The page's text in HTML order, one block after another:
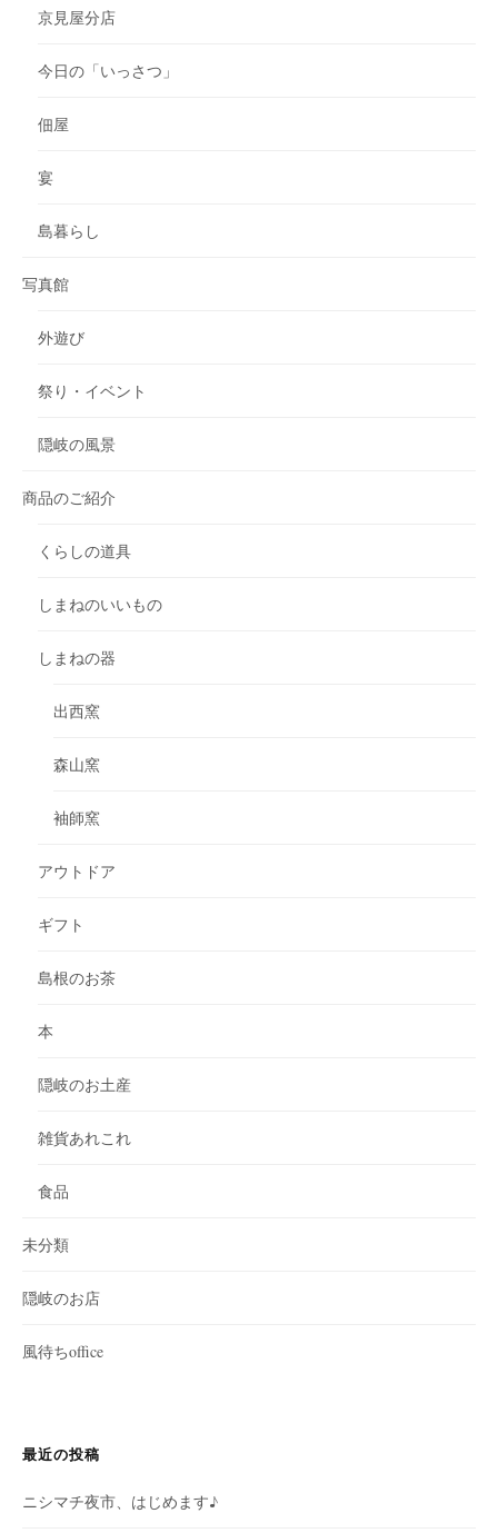
京見屋分店
今日の「いっさつ」
佃屋
宴
島暮らし
写真館
外遊び
祭り・イベント
隠岐の風景
商品のご紹介
くらしの道具
しまねのいいもの
しまねの器
出西窯
森山窯
袖師窯
アウトドア
ギフト
島根のお茶
本
隠岐のお土産
雑貨あれこれ
食品
未分類
隠岐のお店
風待ちoffice
最近の投稿
ニシマチ夜市、はじめます♪